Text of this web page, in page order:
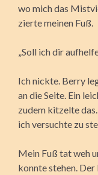
wo mich das
zierte meinen Fuß.
„Soll ich dir
Ich nickte. Berry
an die Seite. Ein
zudem kitzelte
ich versuchte zu
Mein Fuß tat weh
konnte stehen.